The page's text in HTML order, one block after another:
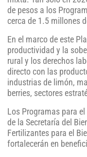
de pesos a los
cerca de 1.5 millones
En el marco de este
productividad y la
rural y los derechos
directo con las
industrias de limón,
berries, sectores
Los Programas para
de la Secretaría del
Fertilizantes para el
fortalecerán en